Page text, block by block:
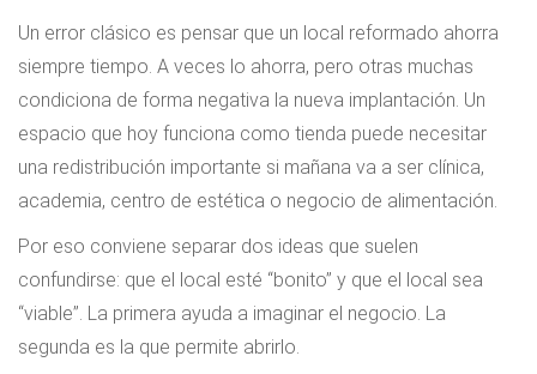
Un error clásico es pensar que un local reformado ahorra
siempre tiempo. A veces lo ahorra, pero otras muchas
condiciona de forma negativa la nueva implantación. Un
espacio que hoy funciona como tienda puede necesitar
una redistribución importante si mañana va a ser clínica,
academia, centro de estética o negocio de alimentación.
Por eso conviene separar dos ideas que suelen
confundirse: que el local esté “bonito” y que el local sea
“viable”. La primera ayuda a imaginar el negocio. La
segunda es la que permite abrirlo.